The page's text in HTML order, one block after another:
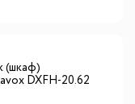
(шкаф)
DXFH-20.62